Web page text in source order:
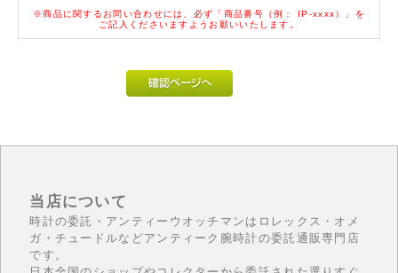
※商品に関するお問い合わせには、必ず「商品番号（例： IP-xxxx）」を
ご記入くださいますようお願いいたします。
当店について
時計の委託・アンティーウオッチマンはロレックス・オメ
ガ・チュードルなどアンティーク腕時計の委託通販専門店
です。